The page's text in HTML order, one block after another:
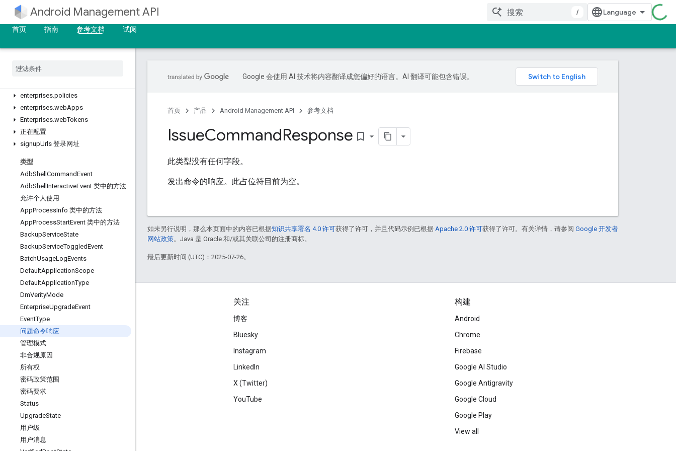
Android Management API
/
首页
指南 参考文档 试阅
REST 资源
企业
enterprises.applications
enterprises.devices 中的企业属性
enterprises
enterprises.policies
enterprises.webApps
Enterprises.webTokens
正在配置
signupUrls 登录网址
类型
AdbShell CommandEvent
AdbShell InteractiveEvent 类中的方法
允许个人使用
AppProcessInfo 类中的方法
AppProcessStartEvent 类中的方法
BackupServiceState
BackupServiceToggledEvent
BatchUsageLogEvents
DefaultApplicationScope
DefaultApplicationType
DmVerityMode
EnterpriseUpgradeEvent
EventType
问题命令响应
管理模式
非合规原因
所有权
密码政策范围
密码要求
Status
UpgradeState
用户级
用户消息
Google 会使用 AI 技术将内容翻译成您偏好的语言。AI 翻译可能包含错误。
首页 产品 Android Management API 参考文档
IssueCommandResponse bookmark_border
此类型没有任何字段。
发出命令的响应。此占位符目前为空。
如未另行说明，那么本页面中的内容已根据知识共享署名 4.0 许可获得了许可，并且代码示例已根据 Apache 2.0 许可获得了许可。有关详情，请参阅 Google 开发者
网站政策。Java 是 Oracle 和/或其关联公司的注册商标。
最后更新时间 (UTC)：2025-07-26。
互动
Google Developer Program
Google Developer Groups
Google Developer Experts
Accelerators
Google Cloud & NVIDIA
关注
博客
Bluesky
Instagram
LinkedIn
X (Twitter)
YouTube
构建
Android
Chrome
Firebase
Google AI Studio
Google Antigravity
Google Cloud
Google Play
View all